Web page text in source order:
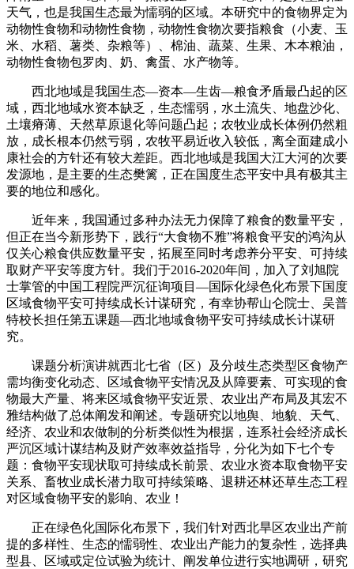
天气，也是我国生态最为懦弱的区域。本研究中的食物界定为
动物性食物和动物性食物，动物性食物次要指粮食（小麦、玉
米、水稻、薯类、杂粮等）、棉油、蔬菜、生果、木本粮油，
动物性食物包罗肉、奶、禽蛋、水产物等。
西北地域是我国生态—资本—生齿—粮食矛盾最凸起的区
域，西北地域水资本缺乏，生态懦弱，水土流失、地盘沙化、
土壤瘠薄、天然草原退化等问题凸起；农牧业成长体例仍然粗
放，成长根本仍然亏弱，农牧平易近收入较低，离全面建成小
康社会的方针还有较大差距。西北地域是我国大江大河的次要
发源地，是主要的生态樊篱，正在国度生态平安中具有极其主
要的地位和感化。
近年来，我国通过多种办法无力保障了粮食的数量平安，
但正在当今新形势下，践行“大食物不雅”将粮食平安的鸿沟从
仅关心粮食供应数量平安，拓展至同时考虑养分平安、可持续
取财产平安等度方针。我们于2016-2020年间，加入了刘旭院
士掌管的中国工程院严沉征询项目—国际化绿色化布景下国度
区域食物平安可持续成长计谋研究，有幸协帮山仑院士、吴普
特校长担任第五课题—西北地域食物平安可持续成长计谋研
究。
课题分析演讲就西北七省（区）及分歧生态类型区食物产
需均衡变化动态、区域食物平安情况及从障要素、可实现的食
物最大产量、将来区域食物平安近景、农业出产布局及其宏不
雅结构做了总体阐发和阐述。专题研究以地舆、地貌、天气、
经济、农业和农做制的分析类似性为根据，连系社会经济成长
严沉区域计谋结构及财产效率效益指导，分化为如下七个专
题：食物平安现状取可持续成长前景、农业水资本取食物平安
关系、畜牧业成长潜力取可持续策略、退耕还林还草生态工程
对区域食物平安的影响、农业！
正在绿色化国际化布景下，我们针对西北旱区农业出产前
提的多样性、生态的懦弱性、农业出产能力的复杂性，选择典
型县、区域或定位试验为统计、阐发单位进行实地调研，研究